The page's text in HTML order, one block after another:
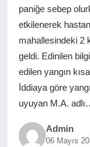
SPOR
EKONOMI
SAĞLIK
paniğe sebep
etkilenerek
mahallesindeki 2
geldi. Edinilen
edilen yangın
İddiaya göre
uyuyan M.A.
Admin
06 Mayıs